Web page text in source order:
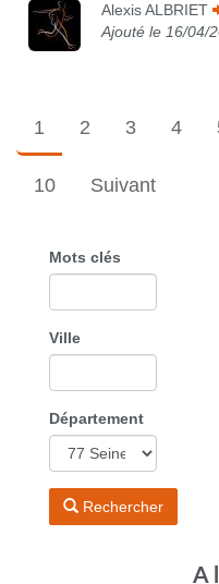
Alexis ALBRIET
Ajouté le 16/04/
1 2 3 4
10 Suivant
Mots clés
Ville
Département
Rechercher
A